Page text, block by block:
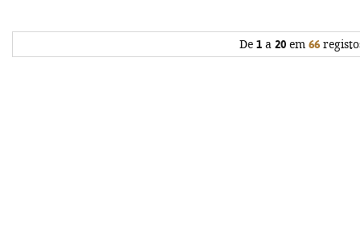
De 1a 20em 66